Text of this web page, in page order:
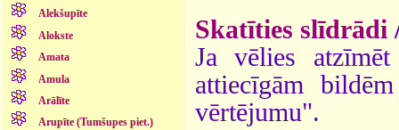
Alekšupīte
Alokste
Amata
Amula
Arālīte
Arupīte (Tumšupes piet.)
Skatīties slīdrādi
Ja vēlies
attiecīgām
vērtējumu".